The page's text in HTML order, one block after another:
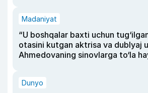
Madaniyat
“U boshqalar baxti uchun
otasini kutgan aktrisa va dublyaj
Ahmedovaning sinovlarga to‘la
Dunyo